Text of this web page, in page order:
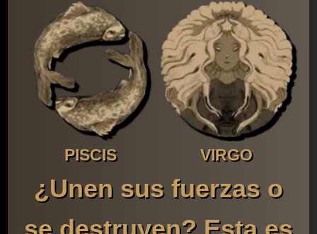
PISCIS VIRGO
¿Unen sus fuerzas o